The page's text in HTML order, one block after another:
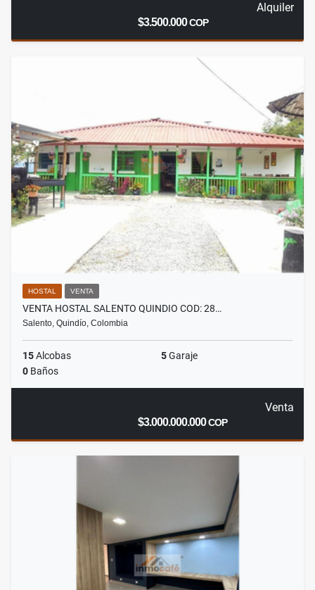
Alquiler
$3.500.000COP
HOSTAL VENTA
VENTA HOSTAL SALENTO QUINDIO COD: 28…
Salento, Quindío, Colombia
15Alcobas 5Garaje
0 Baños
Venta
$3.000.000.000COP